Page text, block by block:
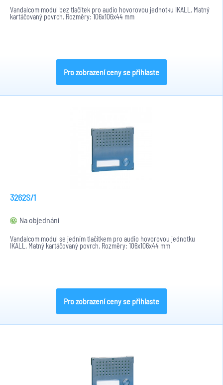
Vandalcom modul bez tlačítek pro audio hovorovou jednotku IKALL. Matný
kartáčovaný povrch. Rozměry: 106x106x44 mm
Pro zobrazení ceny se přihlaste
3262S/1
Na objednání
Vandalcom modul se jedním tlačítkem pro audio hovorovou jednotku
IKALL. Matný kartáčovaný povrch. Rozměry: 106x106x44 mm
Pro zobrazení ceny se přihlaste